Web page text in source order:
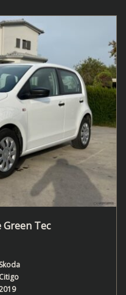
Green Tec
Skoda
Citigo